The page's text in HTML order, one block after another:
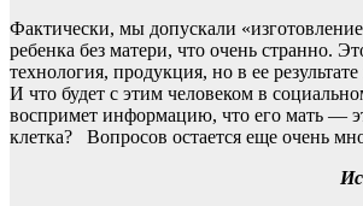
Фактически, мы допускали
ребенка без матери, что очень странно.
технология, продукция, но в ее
И что будет с этим человеком в
воспримет информацию, что его мать —
клетка? Вопросов остается еще очень